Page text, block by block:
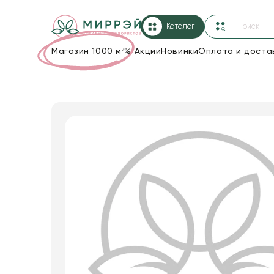
Каталог
Магазин 1000 м²%Акции НовинкиОплата и
Декор для дома
Пакеты для цветов и подарков